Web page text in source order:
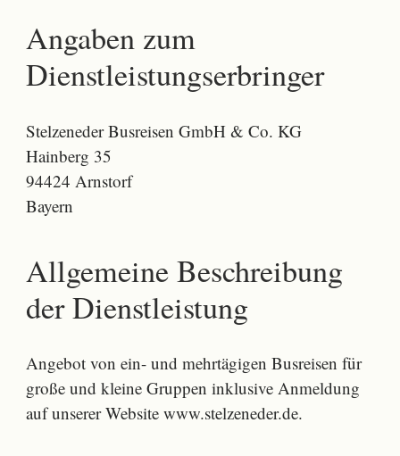
Angaben zum
Dienstleistungserbringer
Stelzeneder Busreisen GmbH & Co. KG
Hainberg 35
94424 Arnstorf
Bayern
Allgemeine Beschreibung
der Dienstleistung
Angebot von ein- und mehrtägigen Busreisen für
große und kleine Gruppen inklusive Anmeldung
auf unserer Website www.stelzeneder.de.